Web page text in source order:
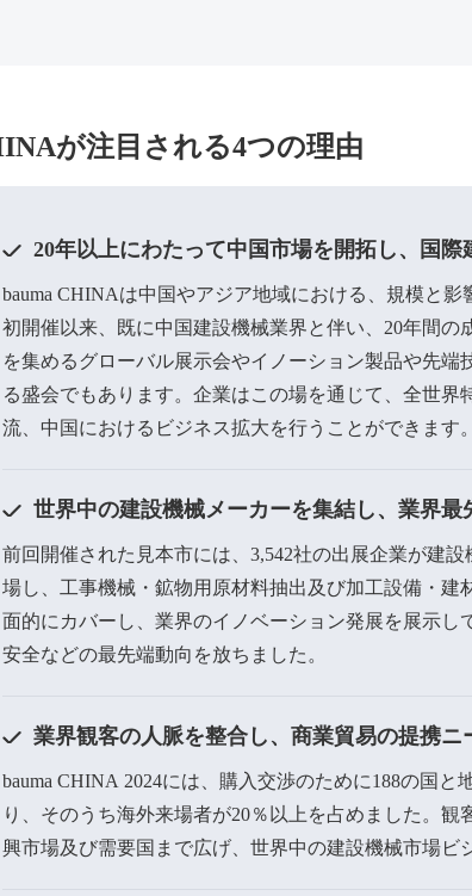
が注目される4つの理由
20年以上にわたって中国市場を開拓し、国際
bauma CHINAは中国やアジア地域における、規模と
初開催以来、既に中国建設機械業界と伴い、20年間の
を集めるグローバル展示会やイノーション製品や先
る盛会でもあります。企業はこの場を通じて、全世
流、中国におけるビジネス拡大を行うことができます。
世界中の建設機械メーカーを集結し、業界最
前回開催された見本市には、3,542社の出展企業が建
場し、工事機械・鉱物用原材料抽出及び加工設備・
面的にカバーし、業界のイノベーション発展を展示
安全などの最先端動向を放ちました。
業界観客の人脈を整合し、商業貿易の提携ニ
bauma CHINA 2024には、購入交渉のために188の国と
り、そのうち海外来場者が20％以上を占めました。
興市場及び需要国まで広げ、世界中の建設機械市場ビ